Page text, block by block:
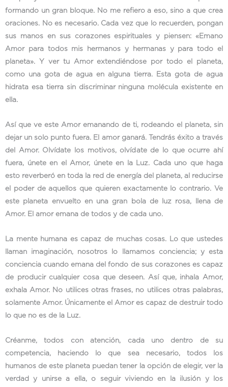
formando un gran bloque. No me refiero a eso, sino a que crea
oraciones. No es necesario. Cada vez que lo recuerden, pongan
sus manos en sus corazones espirituales y piensen: «Emano
Amor para todos mis hermanos y hermanas y para todo el
planeta». Y ver tu Amor extendiéndose por todo el planeta,
como una gota de agua en alguna tierra. Esta gota de agua
hidrata esa tierra sin discriminar ninguna molécula existente en
ella.
Así que ve este Amor emanando de ti, rodeando el planeta, sin
dejar un solo punto fuera. El amor ganará. Tendrás éxito a través
del Amor. Olvídate los motivos, olvídate de lo que ocurre ahí
fuera, únete en el Amor, únete en la Luz. Cada uno que haga
esto reverberó en toda la red de energía del planeta, al reducirse
el poder de aquellos que quieren exactamente lo contrario. Ve
este planeta envuelto en una gran bola de luz rosa, llena de
Amor. El amor emana de todos y de cada uno.
La mente humana es capaz de muchas cosas. Lo que ustedes
llaman imaginación, nosotros lo llamamos conciencia; y esta
conciencia cuando emana del fondo de sus corazones es capaz
de producir cualquier cosa que deseen. Así que, inhala Amor,
exhala Amor. No utilices otras frases, no utilices otras palabras,
solamente Amor. Únicamente el Amor es capaz de destruir todo
lo que no es de la Luz.
Créanme, todos con atención, cada uno dentro de su
competencia, haciendo lo que sea necesario, todos los
humanos de este planeta puedan tener la opción de elegir, ver la
verdad y unirse a ella, o seguir viviendo en la ilusión y los